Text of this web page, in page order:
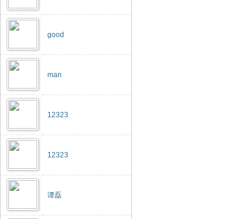
good
man
12323
12323
谭磊